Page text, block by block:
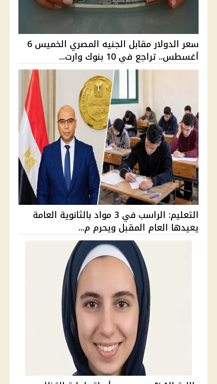
سعر الدولار مقابل الجنيه المصري الخميس 6
أغسطس.. تراجع في 10 بنوك وارت...
التعليم: الراسب في 3 مواد بالثانوية العامة
يعيدها العام المقبل ويحرم م...